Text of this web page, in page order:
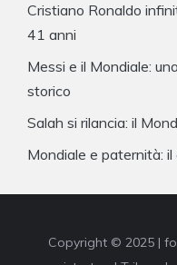
Cristiano Ronaldo
41 anni
Messi e il Mondiale:
storico
Salah si rilancia: il
Mondiale e paternità:
Copyright © 2025 |